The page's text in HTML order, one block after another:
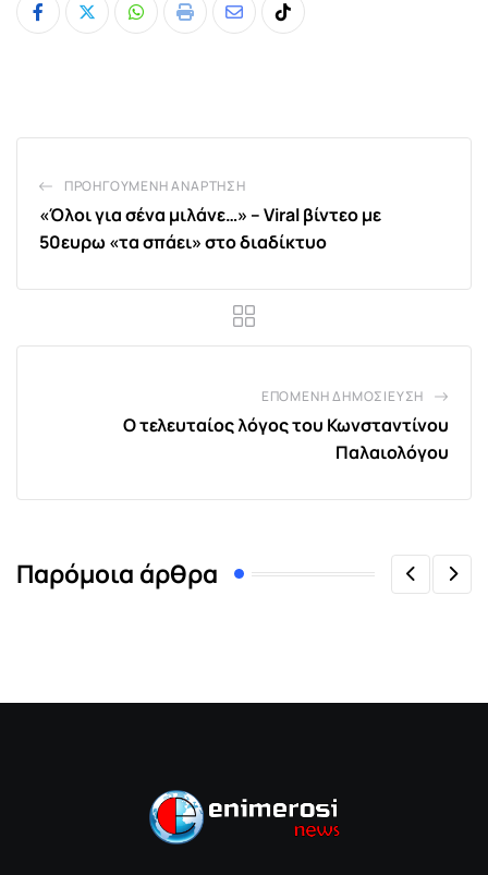
Whatsapp
Print
ShareTiktok
ΠΡΟΗΓΟΎΜΕΝΗ ΑΝΆΡΤΗΣΗ
«Όλοι για σένα μιλάνε…» – Viral βίντεο με
50ευρω «τα σπάει» στο διαδίκτυο
ΕΠΌΜΕΝΗ ΔΗΜΟΣΊΕΥΣΗ
Ο τελευταίος λόγος του Κωνσταντίνου
Παλαιολόγου
Παρόμοια άρθρα